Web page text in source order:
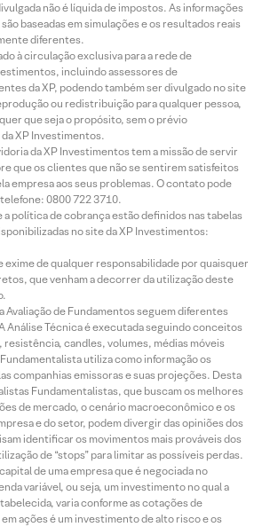
não é líquida de impostos. As informações
baseadas em simulações e os resultados reais
diferentes.
à circulação exclusiva para a rede de
incluindo assessores de
da XP, podendo também ser divulgado no site
ou redistribuição para qualquer pessoa,
que seja o propósito, sem o prévio
XP Investimentos.
da XP Investimentos tem a missão de servir
que os clientes que não se sentirem satisfeitos
empresa aos seus problemas. O contato pode
0800 722 3710.
a política de cobrança estão definidos nas tabelas
no site da XP Investimentos:
exime de qualquer responsabilidade por quaisquer
que venham a decorrer da utilização deste
Avaliação de Fundamentos seguem diferentes
Análise Técnica é executada seguindo conceitos
candles, volumes, médias móveis
utiliza como informação os
companhias emissoras e suas projeções. Desta
Fundamentalistas, que buscam os melhores
de mercado, o cenário macroeconômico e os
e do setor, podem divergir das opiniões dos
identificar os movimentos mais prováveis dos
de “stops” para limitar as possíveis perdas.
de uma empresa que é negociada no
variável, ou seja, um investimento no qual a
varia conforme as cotações de
ações é um investimento de alto risco e os